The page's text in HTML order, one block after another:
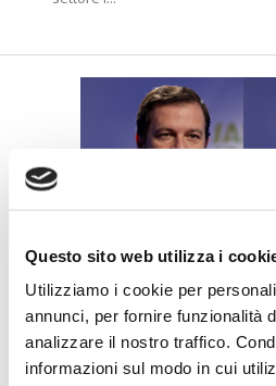
Questo sito web utilizza i
Utilizziamo i cookie per
annunci, per fornire funzionalità
analizzare il nostro traffico.
informazioni sul modo in cui
Conti virtuali, con
Sanpaolo si
self-service